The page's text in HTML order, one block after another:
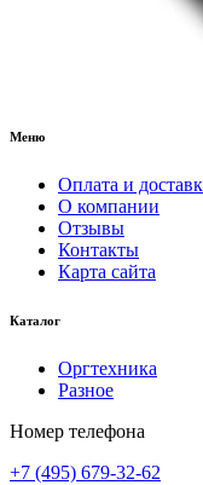
Меню
Оплата и
О компании
Отзывы
Контакты
Карта сайта
Каталог
Оргтехника
Разное
Номер телефона
+7 (495) 679-32-62